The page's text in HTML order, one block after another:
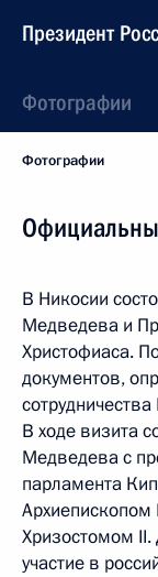
Президент
Фотографии
Фотографии
В Никосии
Медведева и
Христофиаса.
документов,
В ходе визита
Медведева с
парламента
Хризостомом
участие в